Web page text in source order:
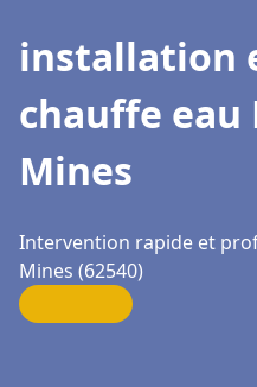
installation
chauffe eau
Mines
Intervention rapide et
Mines (62540)